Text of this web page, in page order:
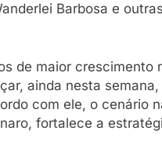
Barbosa e
de maior crescimento
ainda nesta semana,
com ele, o cenário
fortalece a